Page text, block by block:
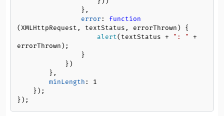
error : function
(XMLHttpRequest, textStatus, errorThrown) {
alert(textStatus + ": " +
errorThrown);
minLength : 1
});